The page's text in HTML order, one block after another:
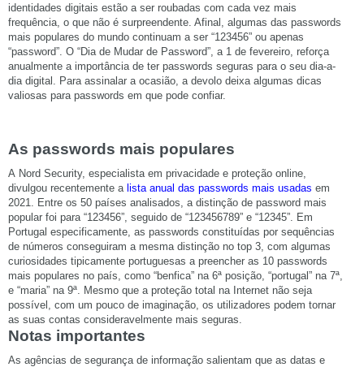
identidades digitais estão a ser roubadas com cada vez mais
frequência, o que não é surpreendente. Afinal, algumas das passwords
mais populares do mundo continuam a ser “123456” ou apenas
“password”. O “Dia de Mudar de Password”, a 1 de fevereiro, reforça
anualmente a importância de ter passwords seguras para o seu dia-a-
dia digital. Para assinalar a ocasião, a devolo deixa algumas dicas
valiosas para passwords em que pode confiar.
As passwords mais populares
A Nord Security, especialista em privacidade e proteção online,
divulgou recentemente a lista anual das passwords mais usadas em
2021. Entre os 50 países analisados, a distinção de password mais
popular foi para “123456”, seguido de “123456789” e “12345”. Em
Portugal especificamente, as passwords constituídas por sequências
de números conseguiram a mesma distinção no top 3, com algumas
curiosidades tipicamente portuguesas a preencher as 10 passwords
mais populares no país, como “benfica” na 6ª posição, “portugal” na 7ª,
e “maria” na 9ª. Mesmo que a proteção total na Internet não seja
possível, com um pouco de imaginação, os utilizadores podem tornar
as suas contas consideravelmente mais seguras.
Notas importantes
As agências de segurança de informação salientam que as datas e